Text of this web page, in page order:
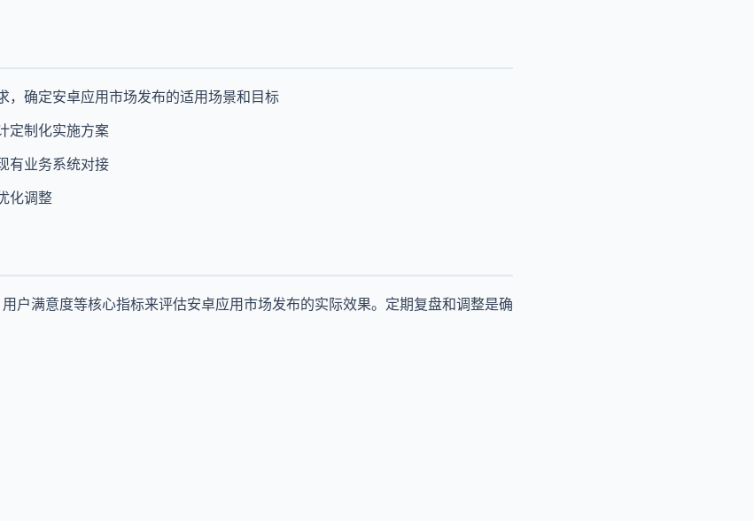
，确定安卓应用市场发布的适用场景和目标
定制化实施方案
有业务系统对接
化调整
户满意度等核心指标来评估安卓应用市场发布的实际效果。定期复盘和调整是确